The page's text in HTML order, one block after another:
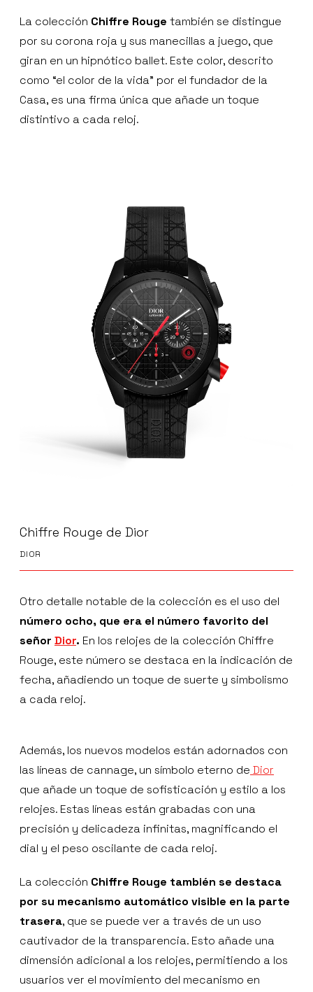
La colección Chiffre Rouge también se distingue
por su corona roja y sus manecillas a juego, que
giran en un hipnótico ballet. Este color, descrito
como “el color de la vida” por el fundador de la
Casa, es una firma única que añade un toque
distintivo a cada reloj.
Chiffre Rouge de Dior
DIOR
Otro detalle notable de la colección es el uso del
número ocho, que era el número favorito del
señor Dior. En los relojes de la colección Chiffre
Rouge, este número se destaca en la indicación de
fecha, añadiendo un toque de suerte y simbolismo
a cada reloj.
Además, los nuevos modelos están adornados con
las líneas de cannage, un símbolo eterno de Dior
que añade un toque de sofisticación y estilo a los
relojes. Estas líneas están grabadas con una
precisión y delicadeza infinitas, magnificando el
dial y el peso oscilante de cada reloj.
La colección Chiffre Rouge también se destaca
por su mecanismo automático visible en la parte
trasera, que se puede ver a través de un uso
cautivador de la transparencia. Esto añade una
dimensión adicional a los relojes, permitiendo a los
usuarios ver el movimiento del mecanismo en